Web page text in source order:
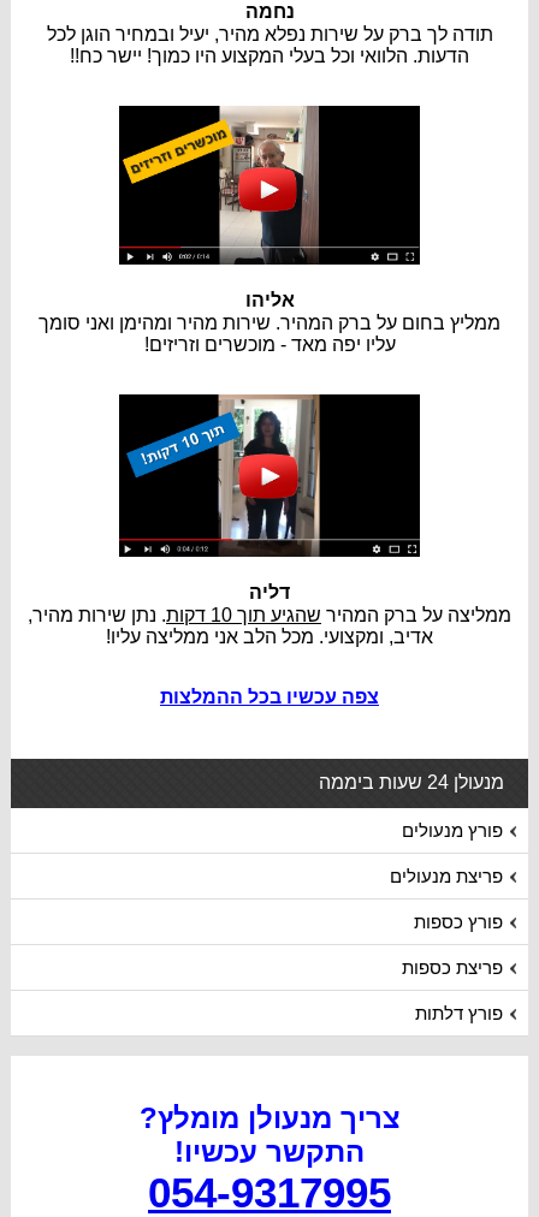
נחמה
תודה לך ברק על שירות נפלא מהיר, יעיל ובמחיר הוגן לכל
הדעות. הלוואי וכל בעלי המקצוע היו כמוך! יישר כח!!
אליהו
ממליץ בחום על ברק המהיר. שירות מהיר ומהימן ואני סומך
עליו יפה מאד - מוכשרים וזריזים!
דליה
ממליצה על ברק המהיר שהגיע תוך 10 דקות
. נתן שירות מהיר,
אדיב, ומקצועי. מכל הלב אני ממליצה עליו!
צפה עכשיו בכל ההמלצות
מנעולן 24 שעות ביממה
פורץ מנעולים
פריצת מנעולים
פורץ כספות
פריצת כספות
פורץ דלתות
צריך מנעולן מומלץ?
התקשר עכשיו!
054-9317995